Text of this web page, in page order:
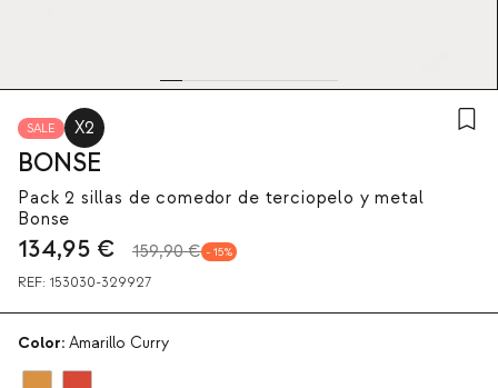
SALE X2
BONSE
Pack 2 sillas de comedor de terciopelo y metal
Bonse
134,95 € 159,90 € 15
REF: 153030-329927
Color: Amarillo Curry